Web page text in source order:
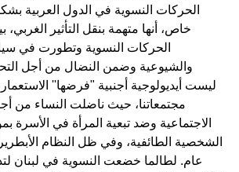
الحركات النسوية في الدول العربية
خاص، أنها متهمة بنقل التأثير الغربي،
الحركات النسوية وتطورت في
والشيوعية وضمن النضال من أجل
ليست أيديولوجية أجنبية "فرضها''
مجتمعاتنا، حيث ناضلت النساء من
الاجتماعية وضد تبعية المرأة في الأسرة
الشخصية الطائفية، وفي ظل النظام
عام. لطالما خضعت النسوية في لبنان